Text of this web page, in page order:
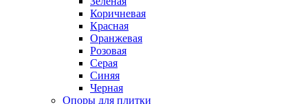
Коричневая
Красная
Оранжевая
Розовая
Серая
Синяя
Черная
Опоры для плитки